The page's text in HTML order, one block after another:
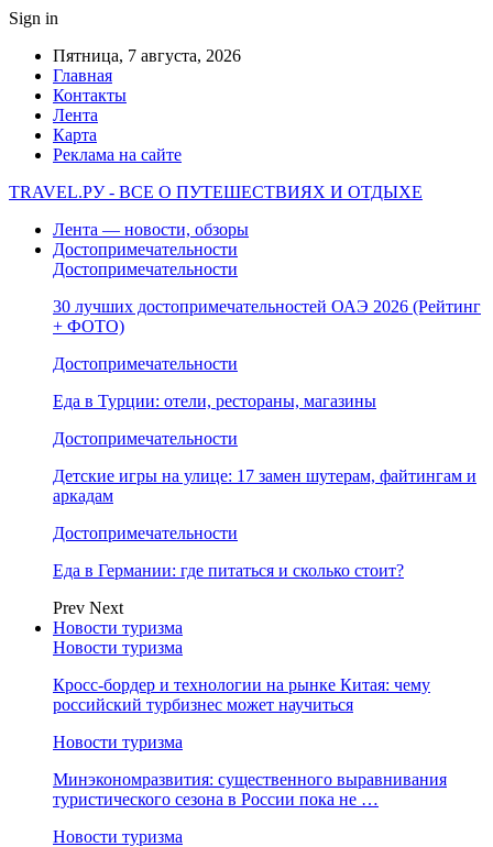
Sign in
Пятница, 7 августа, 2026
Главная
Контакты
Лента
Карта
Реклама на сайте
TRAVEL.РУ - ВСЕ О ПУТЕШЕСТВИЯХ И ОТДЫХЕ
Лента — новости, обзоры
Достопримечательности
Достопримечательности
30 лучших достопримечательностей ОАЭ 2026 (Рейтинг
+ ФОТО)
Достопримечательности
Еда в Турции: отели, рестораны, магазины
Достопримечательности
Детские игры на улице: 17 замен шутерам, файтингам и
аркадам
Достопримечательности
Еда в Германии: где питаться и сколько стоит?
Prev Next
Новости туризма
Новости туризма
Кросс-бордер и технологии на рынке Китая: чему
российский турбизнес может научиться
Новости туризма
Минэкономразвития: существенного выравнивания
туристического сезона в России пока не …
Новости туризма